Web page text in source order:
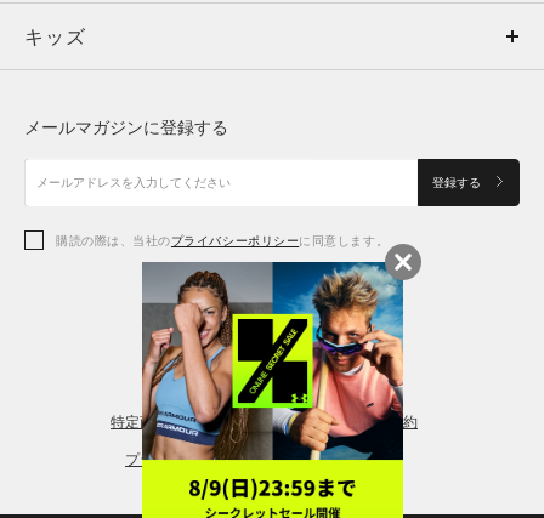
キッズ
アクセサリー
ボトムス
アクセサリー
トップス
シューズ
アクセサリー
レギンス＆タイツ
キッズ
シューズ
メールマガジンに登録する
登録する
購読の際は、当社のプライバシーポリシーに同意します。
特定商取引法に基づく通販の表記 会員規約
プライバシーポリシー